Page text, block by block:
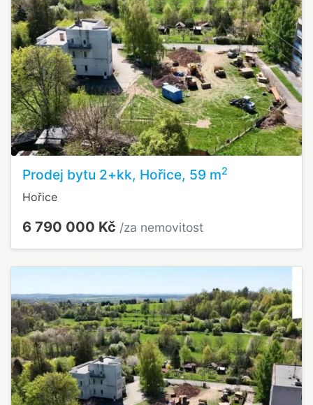
Prodej bytu 2+kk, Hořice, 59 m2
Hořice
6 790 000 Kč /za nemovitost